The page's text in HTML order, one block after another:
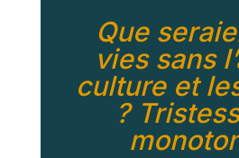
Que
vies sans
culture et
?